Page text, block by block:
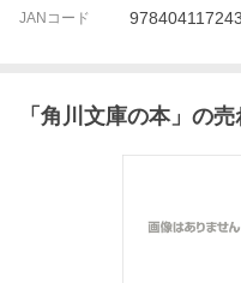
JANコード
「 角川文庫の本」の売